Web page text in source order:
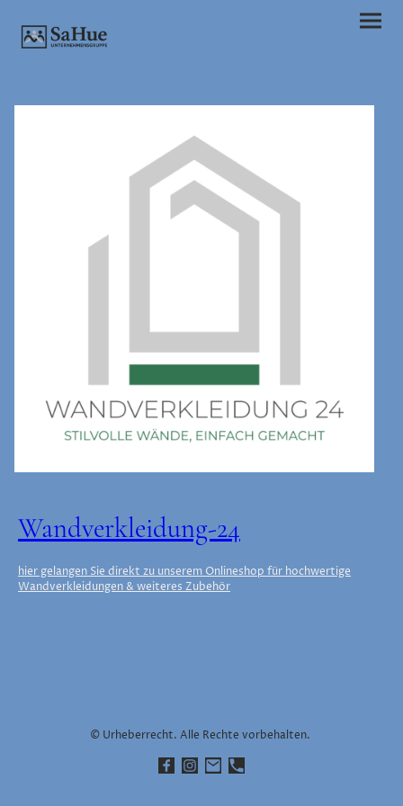
Wandverkleidung-24
hier gelangen Sie direkt zu unserem Onlineshop für hochwertige
Wandverkleidungen & weiteres Zubehör
© Urheberrecht. Alle Rechte vorbehalten.